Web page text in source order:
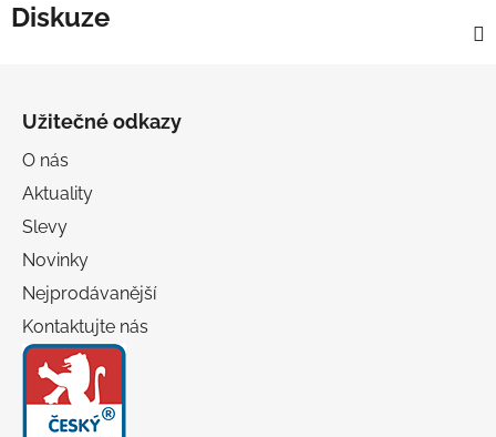
Diskuze
Užitečné odkazy
O nás
Aktuality
Slevy
Novinky
Nejprodávanější
Kontaktujte nás